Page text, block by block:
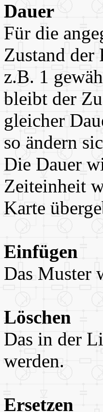
Dauer
Für die
Zustand der
z.B. 1
bleibt der
gleicher
so ändern
Die Dauer
Zeiteinheit
Karte
Einfügen
Das Muster
Löschen
Das in der
werden.
Ersetzen